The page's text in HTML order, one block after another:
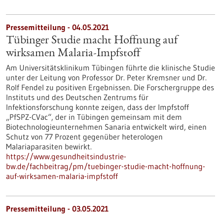
Pressemitteilung - 04.05.2021
Tübinger Studie macht Hoffnung auf
wirksamen Malaria-Impfstoff
Am Universitätsklinikum Tübingen führte die klinische Studie
unter der Leitung von Professor Dr. Peter Kremsner und Dr.
Rolf Fendel zu positiven Ergebnissen. Die Forschergruppe des
Instituts und des Deutschen Zentrums für
Infektionsforschung konnte zeigen, dass der Impfstoff
„PfSPZ-CVac“, der in Tübingen gemeinsam mit dem
Biotechnologieunternehmen Sanaria entwickelt wird, einen
Schutz von 77 Prozent gegenüber heterologen
Malariaparasiten bewirkt.
https://www.gesundheitsindustrie-
bw.de/fachbeitrag/pm/tuebinger-studie-macht-hoffnung-
auf-wirksamen-malaria-impfstoff
Pressemitteilung - 03.05.2021